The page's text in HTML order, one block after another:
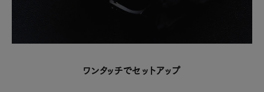
ワンタッチでセットアップ